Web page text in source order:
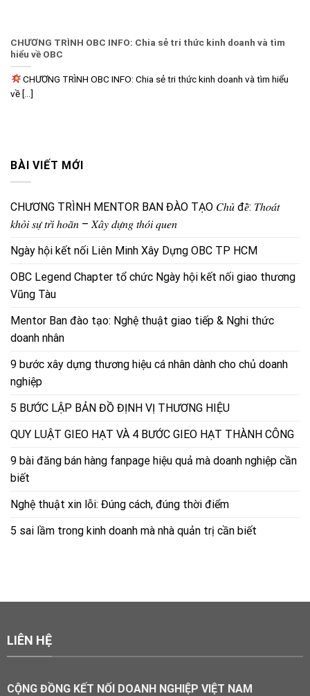
CHƯƠNG TRÌNH OBC INFO: Chia sẻ tri thức kinh doanh và tìm
hiểu về OBC
CHƯƠNG TRÌNH OBC INFO: Chia sẻ tri thức kinh doanh và tìm hiểu
về [...]
BÀI VIẾT MỚI
CHƯƠNG TRÌNH MENTOR BAN ĐÀO TẠO 𝐶ℎ𝑢̉ đ𝑒̂̀: 𝑇ℎ𝑜𝑎́𝑡
𝑘ℎ𝑜̉𝑖 𝑠𝑢̛̣ 𝑡𝑟𝑖̀ ℎ𝑜𝑎̃𝑛 – 𝑋𝑎̂𝑦 𝑑𝑢̛̣𝑛𝑔 𝑡ℎ𝑜́𝑖 𝑞𝑢𝑒𝑛
Ngày hội kết nối Liên Minh Xây Dựng OBC TP HCM
OBC Legend Chapter tổ chức Ngày hội kết nối giao thương
Vũng Tàu
Mentor Ban đào tạo: Nghệ thuật giao tiếp & Nghi thức
doanh nhân
9 bước xây dựng thương hiệu cá nhân dành cho chủ doanh
nghiệp
5 BƯỚC LẬP BẢN ĐỒ ĐỊNH VỊ THƯƠNG HIỆU
QUY LUẬT GIEO HẠT VÀ 4 BƯỚC GIEO HẠT THÀNH CÔNG
9 bài đăng bán hàng fanpage hiệu quả mà doanh nghiệp cần
biết
Nghệ thuật xin lỗi: Đúng cách, đúng thời điểm
5 sai lầm trong kinh doanh mà nhà quản trị cần biết
LIÊN HỆ
CỘNG ĐỒNG KẾT NỐI DOANH NGHIỆP VIỆT NAM